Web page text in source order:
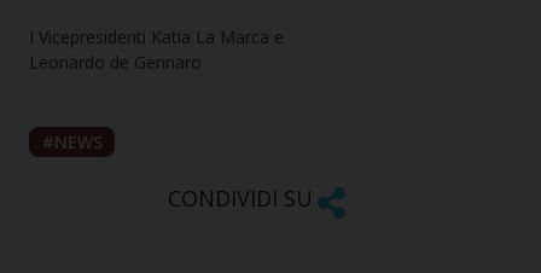
I Vicepresidenti Katia La Marca e
Leonardo de Gennaro
NEWS
CONDIVIDI SU